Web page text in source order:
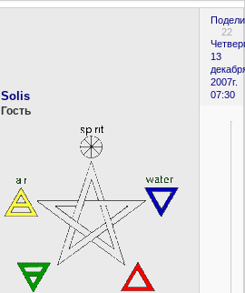
22
13
2007г.
07:30
Solis
Гость